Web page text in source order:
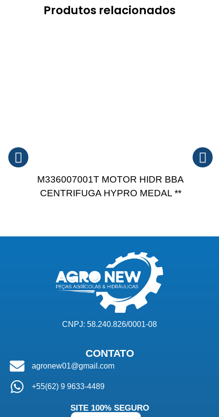
Produtos relacionados
M336007001T MOTOR HIDR BBA
CENTRIFUGA HYPRO MEDAL **
CNPJ: 58.240.826/0001-08
CONTATO
agronew01@gmail.com
+55(62) 9 9633-4489
SITE 100% SEGURO